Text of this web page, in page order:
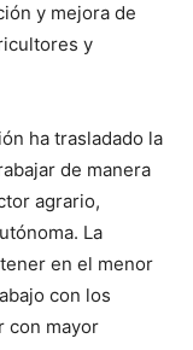
y mejora de
y
ha trasladado la
de manera
agrario,
La
en el menor
con los
con mayor